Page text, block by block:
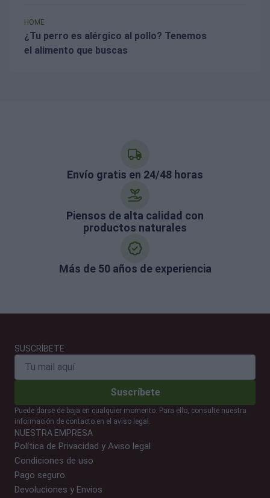
HOME
¿Tu perro es alérgico al pollo? Tenemos
el alimento que buscas
Envío gratis en 24/48 horas
Piensos de alta calidad con
productos naturales
Más de 50 años de experiencia
SUSCRÍBETE
Suscríbete
Puede darse de baja en cualquier momento. Para ello, consulte nuestra
información de contacto en el aviso legal.
NUESTRA EMPRESA
Política de Privacidad y Aviso legal
Condiciones de uso
Pago seguro
Devoluciones y Envios